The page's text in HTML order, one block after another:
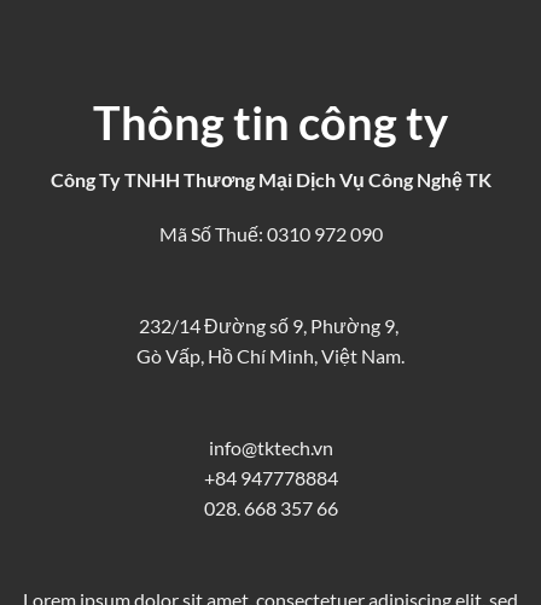
Thông tin công ty
Công Ty TNHH Thương Mại Dịch Vụ Công Nghệ TK
Mã Số Thuế: 0310 972 090
232/14 Đường số 9, Phường 9,
Gò Vấp, Hồ Chí Minh, Việt Nam.
info@tktech.vn
+84 947778884
028. 668 357 66
Lorem ipsum dolor sit amet, consectetuer adipiscing elit, sed